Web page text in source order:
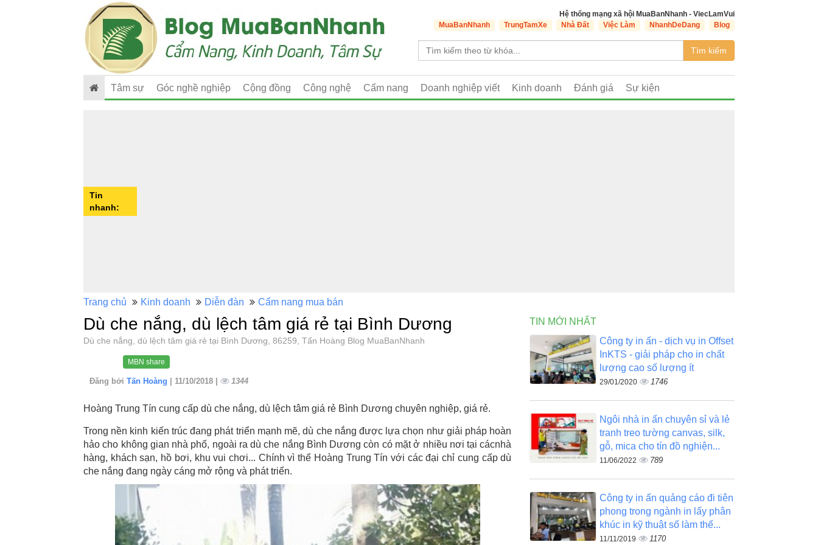
Hệ thống mạng xã hội MuaBanNhanh - ViecLamVui
MuaBanNhanh
TrungTamXe Nhà Đất Việc Làm NhanhDeDang Blog
Tìm kiếm
Tâm sự Góc nghề nghiệp Cộng đồng Công nghệ Cẩm nang Doanh nghiệp viết Kinh doanh Đánh giá Sự kiện
Tin
nhanh:
Trang chủ Kinh doanh Diễn đàn Cẩm nang mua bán
Dù che nắng, dù lệch tâm giá rẻ tại Bình Dương
Dù che nắng, dù lệch tâm giá rẻ tại Bình Dương, 86259, Tấn Hoàng Blog MuaBanNhanh
MBN share
Đăng bởi Tấn Hoàng | 11/10/2018 | 1344
Hoàng Trung Tín cung cấp dù che nắng, dù lệch tâm giá rẻ Bình Dương chuyên nghiệp, giá rẻ.
Trong nền kinh kiến trúc đang phát triển mạnh mẽ, dù che nắng được lựa chọn như giải pháp hoàn
hảo cho không gian nhà phố, ngoài ra dù che nắng Bình Dương còn có mặt ở nhiều nơi tại cácnhà
hàng, khách sạn, hồ bơi, khu vui chơi... Chính vì thế Hoàng Trung Tín với các đại chỉ cung cấp dù
che nắng đang ngày cáng mở rộng và phát triển.
TIN MỚI NHẤT
Công ty in ấn - dịch vụ in Offset
InKTS - giải pháp cho in chất
lượng cao số lượng ít
29/01/2020 1746
Ngôi nhà in ấn chuyên sỉ và lẻ
tranh treo tường canvas, silk,
gỗ, mica cho tín đồ nghiện...
11/06/2022 789
Công ty in ấn quảng cáo đi tiên
phong trong ngành in lấy phân
khúc in kỹ thuật số làm thế...
11/11/2019 1170